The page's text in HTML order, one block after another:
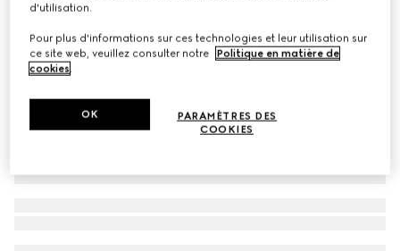
d'utilisation.
Pour plus d'informations sur ces technologies et leur utilisation sur
ce site web, veuillez consulter notre
Politique en matière de
cookies.
PARAMÈTRES DES
COOKIES
OK